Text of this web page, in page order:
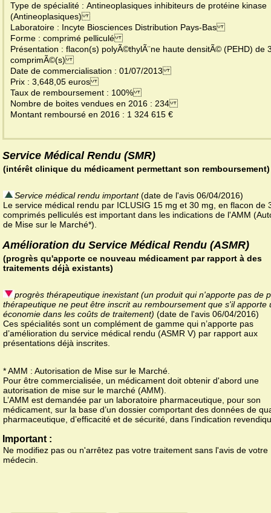
Type de spécialité : Antineoplasiques inhibiteurs de protéine kinase
(Antineoplasiques)
Laboratoire : Incyte Biosciences Distribution Pays-Bas
Forme : comprimé pelliculé
Présentation : flacon(s) polyÃ©thylÃ¨ne haute densitÃ© (PEHD) de
comprimÃ©(s)
Date de commercialisation : 01/07/2013
Prix : 3,648,05 euros
Taux de remboursement : 100%
Nombre de boites vendues en 2016 : 234
Montant remboursé en 2016 : 1 324 615 €
Service Médical Rendu (SMR)
(intérêt clinique du médicament permettant son remboursement)
Service médical rendu important(date de l'avis 06/04/2016)
Le service médical rendu par ICLUSIG 15 mg et 30 mg, en flacon de
comprimés pelliculés est important dans les indications de l'AMM
de Mise sur le Marché*).
Amélioration du Service Médical Rendu (ASMR)
(progrès qu'apporte ce nouveau médicament par rapport à des
traitements déjà existants)
progrès thérapeutique inexistant (un produit qui n'apporte pas de
thérapeutique ne peut être inscrit au remboursement que s'il apporte
économie dans les coûts de traitement) (date de l'avis 06/04/2016)
Ces spécialités sont un complément de gamme qui n’apporte pas
d’amélioration du service médical rendu (ASMR V) par rapport aux
présentations déjà inscrites.
* AMM : Autorisation de Mise sur le Marché.
Pour être commercialisée, un médicament doit obtenir d'abord une
autorisation de mise sur le marché (AMM).
L’AMM est demandée par un laboratoire pharmaceutique, pour son
médicament, sur la base d’un dossier comportant des données de
pharmaceutique, d’efficacité et de sécurité, dans l’indication
Important :
Ne modifiez pas ou n'arrêtez pas votre traitement sans l'avis de votre
médecin.